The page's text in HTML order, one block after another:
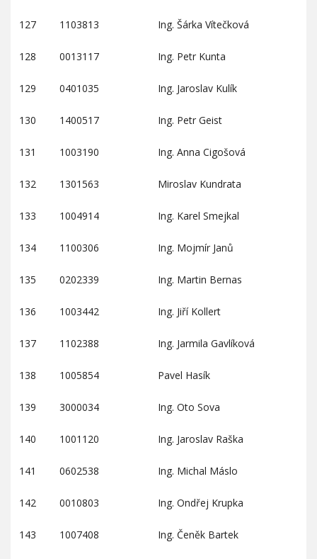
127 1103813 Ing. Šárka Vítečková
128 0013117 Ing. Petr Kunta
129 0401035 Ing. Jaroslav Kulík
130 1400517 Ing. Petr Geist
131 1003190 Ing. Anna Cigošová
132 1301563 Miroslav Kundrata
133 1004914 Ing. Karel Smejkal
134 1100306 Ing. Mojmír Janů
135 0202339 Ing. Martin Bernas
136 1003442 Ing. Jiří Kollert
137 1102388 Ing. Jarmila Gavlíková
138 1005854 Pavel Hasík
139 3000034 Ing. Oto Sova
140 1001120 Ing. Jaroslav Raška
141 0602538 Ing. Michal Máslo
142 0010803 Ing. Ondřej Krupka
143 1007408 Ing. Čeněk Bartek